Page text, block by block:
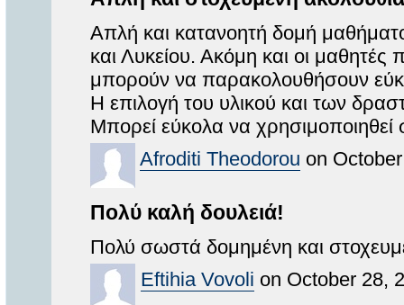
Απλή και κατανοητή δομή
και Λυκείου. Ακόμη και οι μαθητές
μπορούν να παρακολουθήσουν
Η επιλογή του υλικού και των
Μπορεί εύκολα να χρησιμοποιηθεί
Afroditi Theodorou on
Πολύ καλή δουλειά!
Πολύ σωστά δομημένη και
Eftihia Vovoli on October 28,